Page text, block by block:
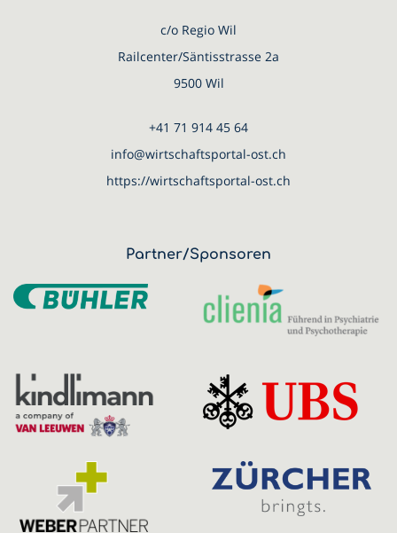
c/o Regio Wil
Railcenter/Säntisstrasse 2a
9500 Wil
+41 71 914 45 64
info@wirtschaftsportal-ost.ch
https://wirtschaftsportal-ost.ch
Partner/Sponsoren